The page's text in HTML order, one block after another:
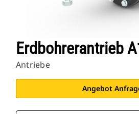
Erdbohrerantrieb
Antriebe
Angebot